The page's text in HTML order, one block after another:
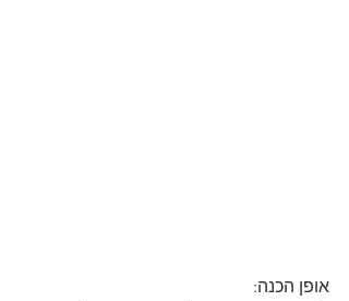
אופן הכנה: